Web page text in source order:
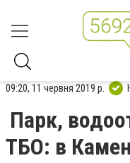
09:20, 11 червня 2019 р.
Парк,
ТБО: в